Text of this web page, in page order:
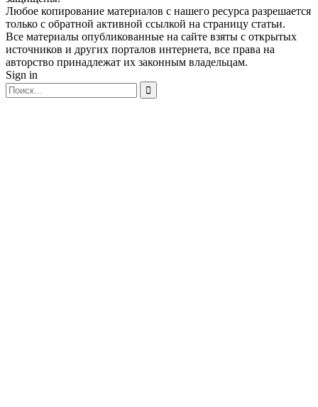
Любое копирование материалов с нашего ресурса разрешается
только с обратной активной ссылкой на страницу статьи.
Все материалы опубликованные на сайте взяты с открытых
источников и других порталов интернета, все права на
авторство принадлежат их законным владельцам.
Sign in